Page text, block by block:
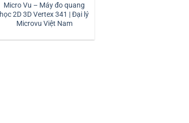
Micro Vu – Máy đo quang
học 2D 3D Vertex 341 | Đại lý
Microvu Việt Nam